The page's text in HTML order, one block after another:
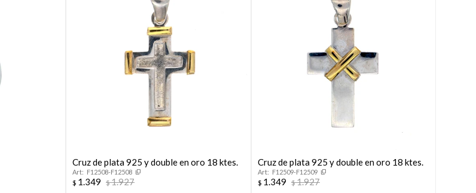
Cruz de plata 925 y double en oro 18 ktes.
F12508-F12508
$ 1.349 $1.927
Cruz de plata 925 y double en oro 18 ktes.
F12509-F12509
$ 1.349 $1.927